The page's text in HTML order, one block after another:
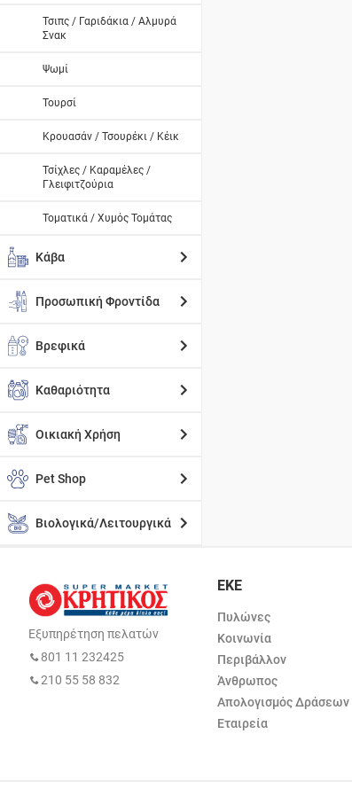
Τσιπς / Γαριδάκια / Αλμυρά
Σνακ
Ψωμί
Τουρσί
Κρουασάν / Τσουρέκι / Κέικ
Τσίχλες / Καραμέλες /
Γλειφιτζούρια
Τοματικά / Χυμός Τομάτας
Κάβα
Προσωπική Φροντίδα
Βρεφικά
Καθαριότητα
Οικιακή Χρήση
Pet Shop
Βιολογικά/Λειτουργικά
Εξυπηρέτηση πελατών
801 11 232425
210 55 58 832
ΕΚΕ
Πυλώνες
Κοινωνία
Περιβάλλον
Άνθρωπος
Απολογισμός Δράσεων
Εταιρεία